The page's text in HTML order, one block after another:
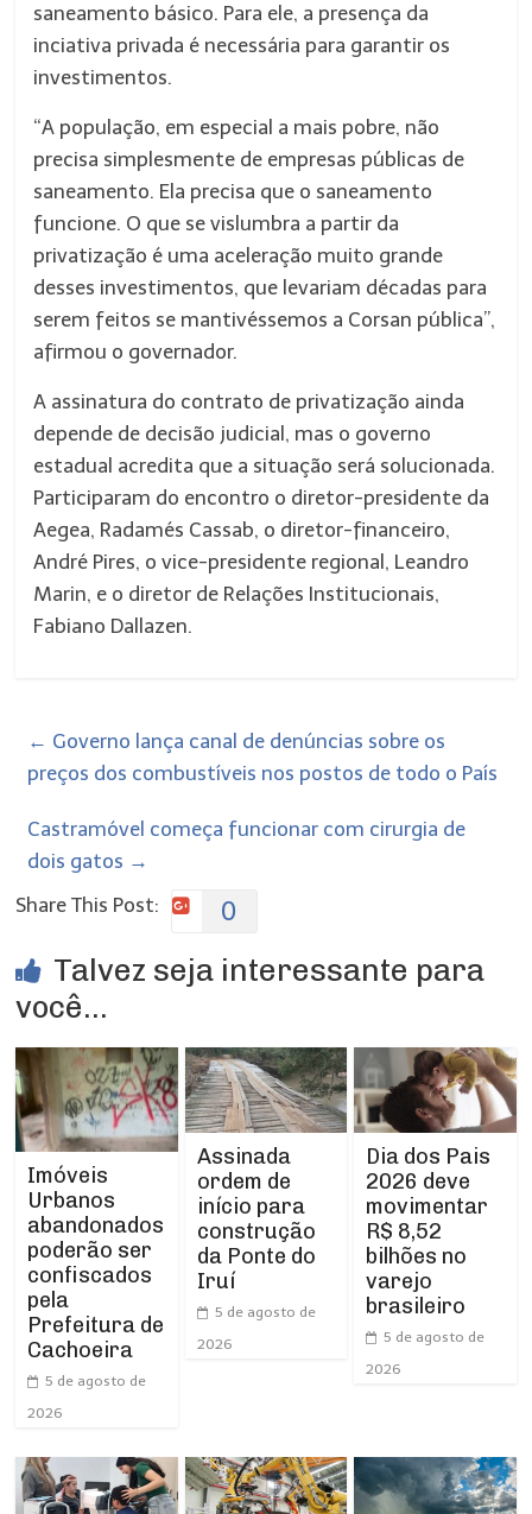
saneamento básico. Para ele, a presença da
inciativa privada é necessária para garantir os
investimentos.
“A população, em especial a mais pobre, não
precisa simplesmente de empresas públicas de
saneamento. Ela precisa que o saneamento
funcione. O que se vislumbra a partir da
privatização é uma aceleração muito grande
desses investimentos, que levariam décadas para
serem feitos se mantivéssemos a Corsan pública”,
afirmou o governador.
A assinatura do contrato de privatização ainda
depende de decisão judicial, mas o governo
estadual acredita que a situação será solucionada.
Participaram do encontro o diretor-presidente da
Aegea, Radamés Cassab, o diretor-financeiro,
André Pires, o vice-presidente regional, Leandro
Marin, e o diretor de Relações Institucionais,
Fabiano Dallazen.
← Governo lança canal de denúncias sobre os
preços dos combustíveis nos postos de todo o País
Castramóvel começa funcionar com cirurgia de
dois gatos →
Share This Post:
0
Talvez seja interessante para
você...
Imóveis
Urbanos
abandonados
poderão ser
confiscados
pela
Prefeitura de
Cachoeira
5 de agosto de
2026
Assinada
ordem de
início para
construção
da Ponte do
Iruí
5 de agosto de
2026
Dia dos Pais
2026 deve
movimentar
R$ 8,52
bilhões no
varejo
brasileiro
5 de agosto de
2026